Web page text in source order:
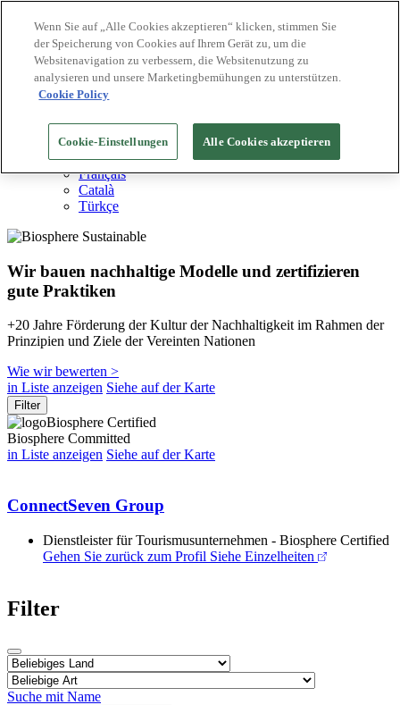
Biosphere Reiseziele
Biosphere Unternehmen
Wie wir bewerten
Über uns
English
Español
Português
Français
Català
Türkçe
Wir bauen nachhaltige Modelle und zertifizieren
gute Praktiken
+20 Jahre Förderung der Kultur der Nachhaltigkeit im Rahmen der
Prinzipien und Ziele der Vereinten Nationen
Wie wir bewerten >
in Liste anzeigen Siehe auf der Karte
Filter
Biosphere Certified
Biosphere Committed
in Liste anzeigen Siehe auf der Karte
ConnectSeven Group
Dienstleister für Tourismusunternehmen - Biosphere Certified
Gehen Sie zurück zum Profil Siehe Einzelheiten
Filter
Suche mit Name
Wenn Sie auf „Alle Cookies akzeptieren“ klicken, stimmen Sie
der Speicherung von Cookies auf Ihrem Gerät zu, um die
Websitenavigation zu verbessern, die Websitenutzung zu
analysieren und unsere Marketingbemühungen zu unterstützen.
Cookie Policy
Cookie-Einstellungen Alle Cookies akzeptieren